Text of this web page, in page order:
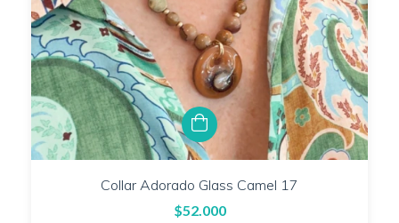
Collar Adorado Glass Camel 17
$52.000